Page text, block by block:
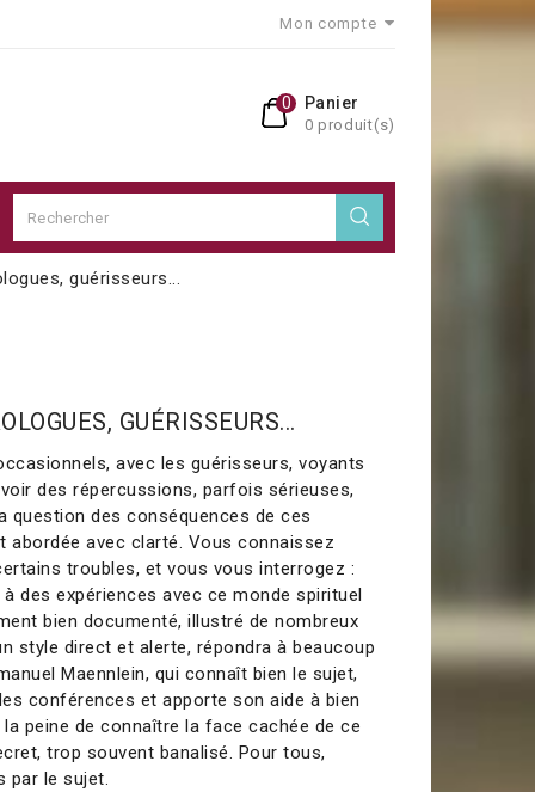
Mon compte
Panier
0 produit(s)
0
guérisseurs...
GUÉRISSEURS...
avec les guérisseurs, voyants
des répercussions, parfois sérieuses,
question des conséquences de ces
abordée avec clarté. Vous connaissez
troubles, et vous vous interrogez :
des expériences avec ce monde spirituel
bien documenté, illustré de nombreux
style direct et alerte, répondra à beaucoup
Maennlein, qui connaît bien le sujet,
conférences et apporte son aide à bien
peine de connaître la face cachée de ce
trop souvent banalisé. Pour tous,
par le sujet.